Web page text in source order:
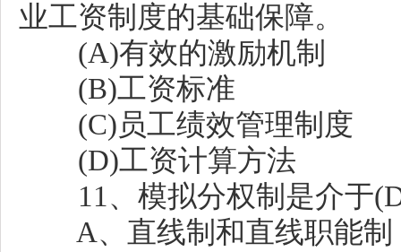
业工资制度的基础保障。
(A)有效的激励机制
(B)工资标准
(C)员工绩效管理制度
(D)工资计算方法
11、模拟分权制是介于
A、直线制和直线职能制